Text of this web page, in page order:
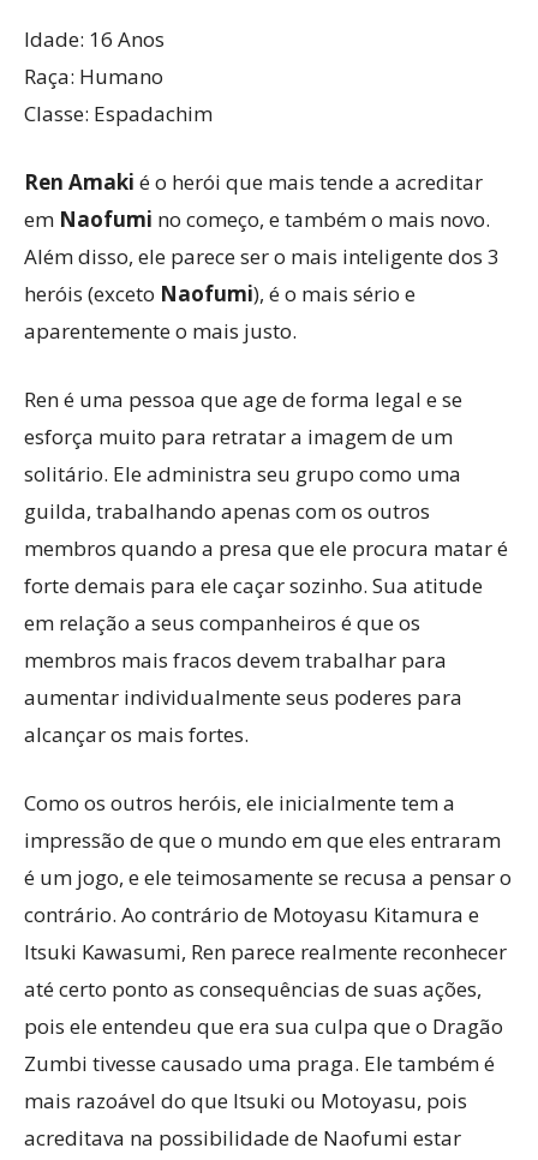
Idade: 16 Anos
Raça: Humano
Classe: Espadachim
Ren Amaki é o herói que mais tende a acreditar
em Naofumi no começo, e também o mais novo.
Além disso, ele parece ser o mais inteligente dos 3
heróis (exceto Naofumi), é o mais sério e
aparentemente o mais justo.
Ren é uma pessoa que age de forma legal e se
esforça muito para retratar a imagem de um
solitário. Ele administra seu grupo como uma
guilda, trabalhando apenas com os outros
membros quando a presa que ele procura matar é
forte demais para ele caçar sozinho. Sua atitude
em relação a seus companheiros é que os
membros mais fracos devem trabalhar para
aumentar individualmente seus poderes para
alcançar os mais fortes.
Como os outros heróis, ele inicialmente tem a
impressão de que o mundo em que eles entraram
é um jogo, e ele teimosamente se recusa a pensar o
contrário. Ao contrário de Motoyasu Kitamura e
Itsuki Kawasumi, Ren parece realmente reconhecer
até certo ponto as consequências de suas ações,
pois ele entendeu que era sua culpa que o Dragão
Zumbi tivesse causado uma praga. Ele também é
mais razoável do que Itsuki ou Motoyasu, pois
acreditava na possibilidade de Naofumi estar